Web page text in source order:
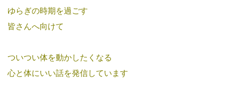
ゆらぎの時期を過ごす
皆さんへ向けて
ついつい体を動かしたくなる
心と体にいい話を発信しています